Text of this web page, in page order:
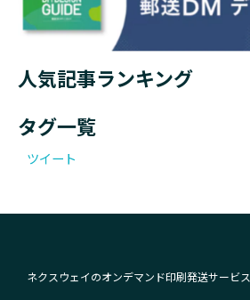
人気記事ランキング
タグ一覧
ツイート
ネクスウェイのオンデマンド印刷発送サービス